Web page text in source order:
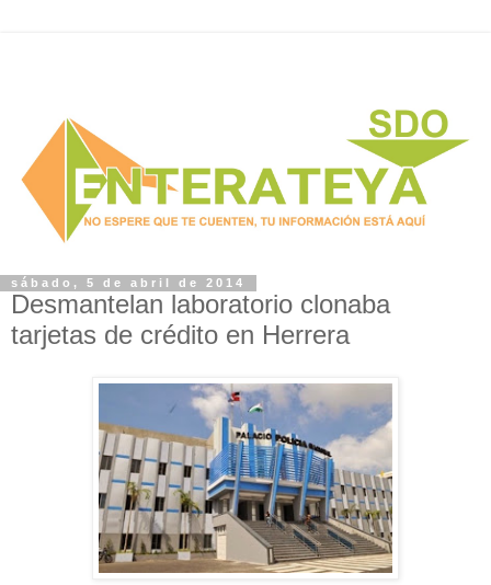
sábado, 5 de abril de 2014
Desmantelan laboratorio clonaba
tarjetas de crédito en Herrera